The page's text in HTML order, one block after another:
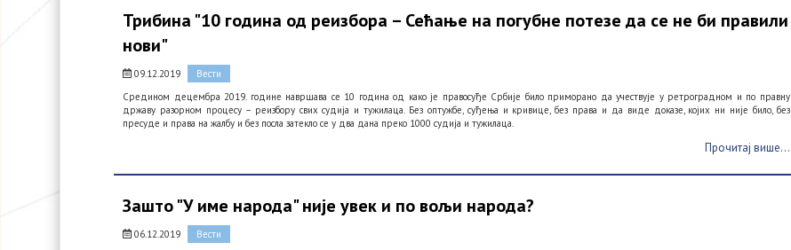
Трибина "10 година од реизбора – Сећање на погубне потезе да се не би правили
нови"
09.12.2019
Вести
Средином децембра 2019. године навршава се 10 година од како је правосуђе Србије било приморано да учествује у ретроградном и по правну
државу разорном процесу – реизбору свих судија и тужилаца. Без оптужбе, суђења и кривице, без права и да виде доказе, којих ни није било, без
пресуде и права на жалбу и без посла затекло се у два дана преко 1000 судија и тужилаца.
Прочитај више...
Зашто "У име народа" није увек и по вољи народа?
06.12.2019
Вести